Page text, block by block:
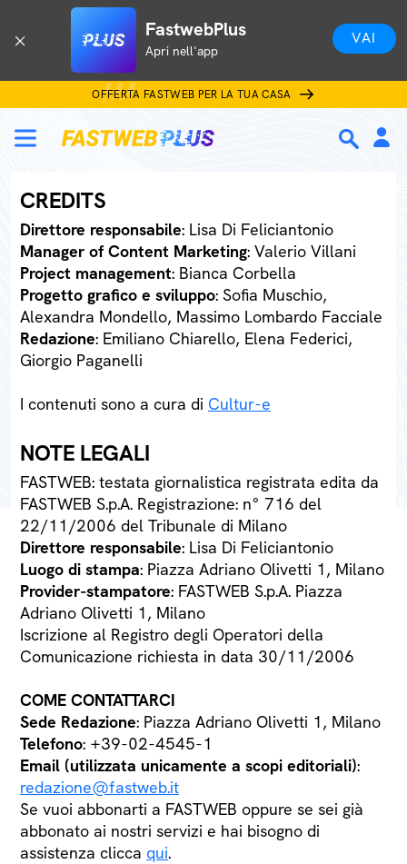
FastwebPlus
Apri nell'app
VAI
OFFERTA FASTWEB PER LA TUA CASA
CREDITS
Direttore responsabile: Lisa Di Feliciantonio
Manager of Content Marketing: Valerio Villani
Project management: Bianca Corbella
Progetto grafico e sviluppo: Sofia Muschio,
Alexandra Mondello, Massimo Lombardo Facciale
Redazione: Emiliano Chiarello, Elena Federici,
Giorgio Paganelli
I contenuti sono a cura di Cultur-e
NOTE LEGALI
FASTWEB: testata giornalistica registrata edita da
FASTWEB S.p.A. Registrazione: n° 716 del
22/11/2006 del Tribunale di Milano
Direttore responsabile: Lisa Di Feliciantonio
Luogo di stampa: Piazza Adriano Olivetti 1, Milano
Provider-stampatore: FASTWEB S.p.A. Piazza
Adriano Olivetti 1, Milano
Iscrizione al Registro degli Operatori della
Comunicazione richiesta in data 30/11/2006
COME CONTATTARCI
Sede Redazione: Piazza Adriano Olivetti 1, Milano
Telefono: +39-02-4545-1
Email (utilizzata unicamente a scopi editoriali):
redazione@fastweb.it
Se vuoi abbonarti a FASTWEB oppure se sei già
abbonato ai nostri servizi e hai bisogno di
assistenza clicca qui.